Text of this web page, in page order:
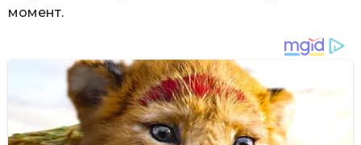
момент.